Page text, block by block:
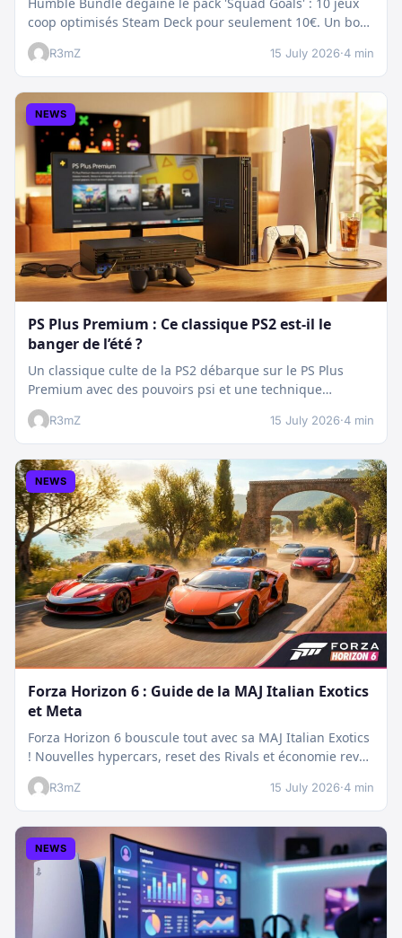
coop optimisés Steam Deck pour seulement 10€. Un bon
plan…
R3mZ 15 July 2026·4 min
NEWS
PS Plus Premium : Ce classique PS2 est-il le
banger de l’été ?
Un classique culte de la PS2 débarque sur le PS Plus
Premium avec des pouvoirs psi et une technique
boostée.…
R3mZ 15 July 2026·4 min
NEWS
Forza Horizon 6 : Guide de la MAJ Italian Exotics
et Meta
Forza Horizon 6 bouscule tout avec sa MAJ Italian Exotics
! Nouvelles hypercars, reset des Rivals et économie revue
:…
R3mZ 15 July 2026·4 min
NEWS